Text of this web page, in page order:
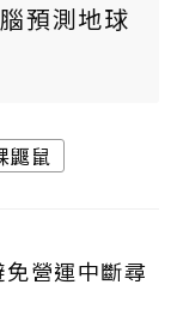
預測地球
鼴鼠
營運中斷尋